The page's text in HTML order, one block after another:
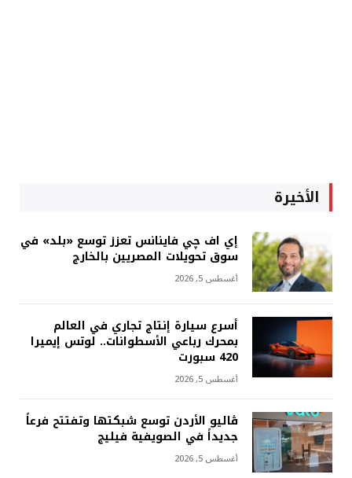
الأخيرة
إي اف چي فاينانس تعزز توسع «بلد» في
سوق تحويلات المصريين بالخارج
أغسطس 5, 2026
أسرع سيارة إنتاج تجاري في العالم
بمحرك رباعي الأسطوانات.. لوتس إيميرا
420 سبورت
أغسطس 5, 2026
ڤاليو الأردن توسع شبكتها وتفتتح فرعاً
جديداً في الصويفية فيليج
أغسطس 5, 2026